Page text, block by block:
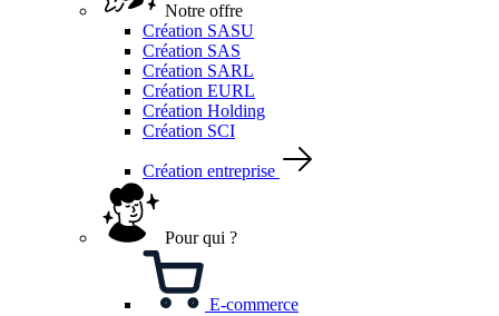
Notre offre
Création SASU
Création SAS
Création SARL
Création EURL
Création Holding
Création SCI
Création entreprise
Pour qui ?
E-commerce